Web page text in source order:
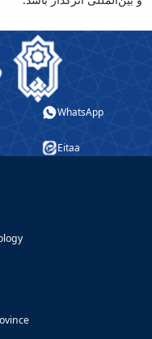
WhatsApp
Eitaa